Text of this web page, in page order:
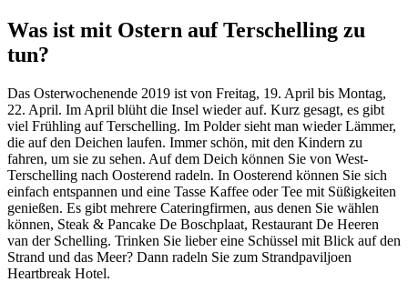
Was ist mit Ostern auf Terschelling zu
tun?
Das Osterwochenende 2019 ist von Freitag, 19. April bis Montag,
22. April. Im April blüht die Insel wieder auf. Kurz gesagt, es gibt
viel Frühling auf Terschelling. Im Polder sieht man wieder Lämmer,
die auf den Deichen laufen. Immer schön, mit den Kindern zu
fahren, um sie zu sehen. Auf dem Deich können Sie von West-
Terschelling nach Oosterend radeln. In Oosterend können Sie sich
einfach entspannen und eine Tasse Kaffee oder Tee mit Süßigkeiten
genießen. Es gibt mehrere Cateringfirmen, aus denen Sie wählen
können, Steak & Pancake De Boschplaat, Restaurant De Heeren
van der Schelling. Trinken Sie lieber eine Schüssel mit Blick auf den
Strand und das Meer? Dann radeln Sie zum Strandpaviljoen
Heartbreak Hotel.